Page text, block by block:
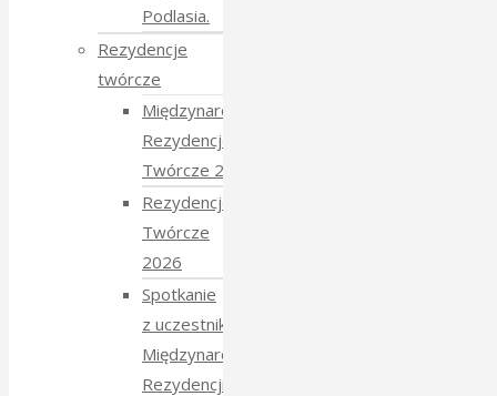
Podlasia.
Rezydencje
twórcze
Międzynarodowe
Rezydencje
Twórcze 2026
Rezydencje
Twórcze
2026
Spotkanie
z uczestnikami
Międzynarodowych
Rezydencji